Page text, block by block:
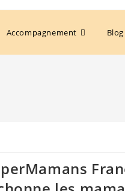
Accompagnement Blog